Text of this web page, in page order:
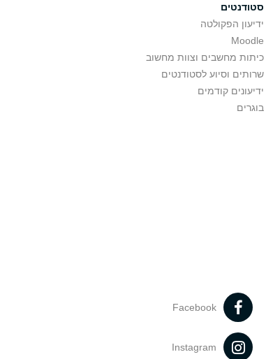
סטודנטים
ידיעון הפקולטה
Moodle
כיתות מחשבים וצוות מחשוב
שרותים וסיוע לסטודנטים
ידיעונים קודמים
בוגרים
Facebook
Instagram